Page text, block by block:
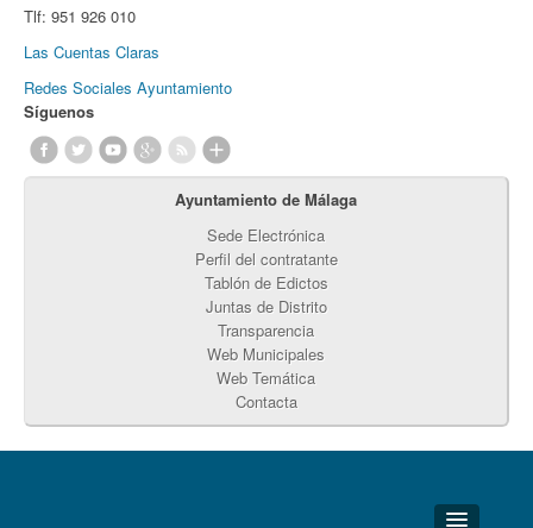
Tlf: 951 926 010
Las Cuentas Claras
Redes Sociales Ayuntamiento
Síguenos
Ayuntamiento de Málaga
Sede Electrónica
Perfil del contratante
Tablón de Edictos
Juntas de Distrito
Transparencia
Web Municipales
Web Temática
Contacta